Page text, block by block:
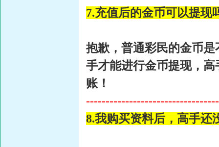
7.充值后的金币可以提现
抱歉，普通彩民的金币
手才能进行金币提现，
账！
8.我购买资料后，高手还